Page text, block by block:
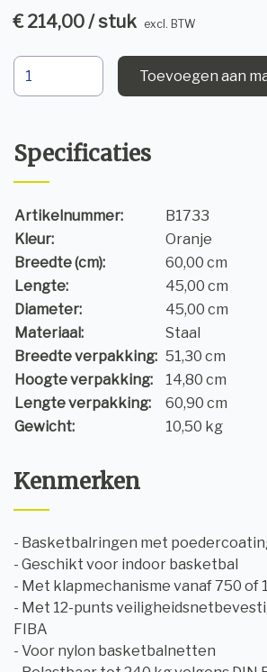
€ 214,00 / stuk excl. BTW
Toevoegen aan
Specificaties
Artikelnummer:
B1733
Kleur:
Oranje
Breedte (cm):
60,00 cm
Lengte:
45,00 cm
Diameter:
45,00 cm
Materiaal:
Staal
Breedte verpakking: 51,30 cm
Hoogte verpakking:
14,80 cm
Lengte verpakking:
60,90 cm
Gewicht:
10,50 kg
Kenmerken
- Basketbalringen met
- Geschikt voor indoor basketbal
- Met klapmechanisme vanaf 750 of
- Met 12-punts
FIBA
- Voor nylon basketbalnetten